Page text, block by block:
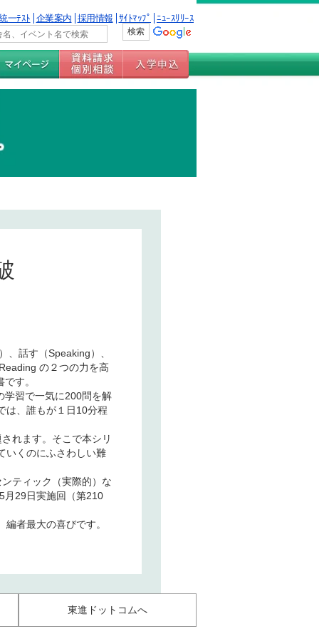
一ﾃｽﾄ 企業案内 採用情報 ｻｲﾄﾏｯﾌﾟ ﾆｭｰｽﾘﾘｰｽ
話す（Speaking）、
の２つの力を高
す。
学習で一気に200問を解
は、誰もが１日10分程
れます。そこで本シリ
いくのにふさわしい難
ティック（実際的）な
月29日実施回（第210
者最大の喜びです。
東進ドットコムへ